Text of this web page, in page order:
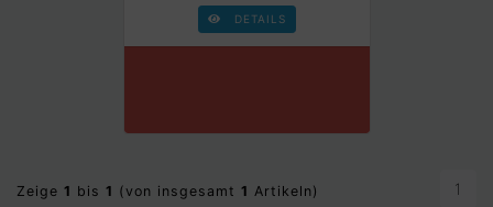
DETAILS
Zeige 1 bis 1 (von insgesamt 1 Artikeln) 1